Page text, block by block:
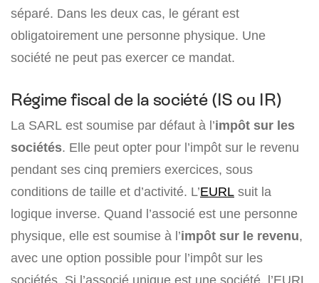
séparé. Dans les deux cas, le gérant est
obligatoirement une personne physique. Une
société ne peut pas exercer ce mandat.
Régime fiscal de la société (IS ou IR)
La SARL est soumise par défaut à l’impôt sur les
sociétés. Elle peut opter pour l’impôt sur le revenu
pendant ses cinq premiers exercices, sous
conditions de taille et d’activité. L’EURL suit la
logique inverse. Quand l’associé est une personne
physique, elle est soumise à l’impôt sur le revenu,
avec une option possible pour l’impôt sur les
sociétés. Si l’associé unique est une société, l’EURL